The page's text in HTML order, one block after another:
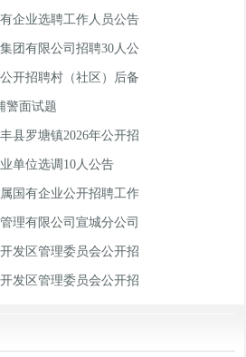
企业选聘工作人员公告
团有限公司招聘30人公
开招聘村（社区）后备
警面试题
县罗塘镇2026年公开招
单位选调10人公告
国有企业公开招聘工作
理有限公司宣城分公司
发区管理委员会公开招
发区管理委员会公开招